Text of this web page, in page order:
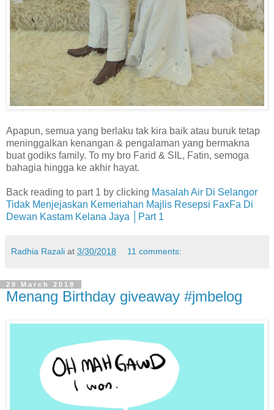
Apapun, semua yang berlaku tak kira baik atau buruk tetap
meninggalkan kenangan & pengalaman yang bermakna
buat godiks family. To my bro Farid & SIL, Fatin, semoga
bahagia hingga ke akhir hayat.
Back reading to part 1 by clicking Masalah Air Di Selangor
Tidak Menjejaskan Kemeriahan Majlis Resepsi FaxFa Di
Dewan Kastam Kelana Jaya │Part 1
Radhia Razali at 3/30/2018 11 comments:
29 March 2018
Menang Birthday giveaway #jmbelog